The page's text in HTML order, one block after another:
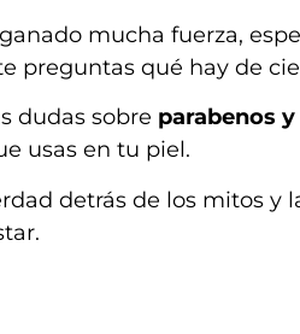
mucha fuerza,
preguntas qué hay de
dudas sobre parabenos
usas en tu piel.
detrás de los mitos